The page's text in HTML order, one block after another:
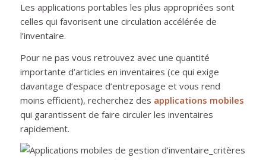
Les applications portables les plus appropriées sont
celles qui favorisent une circulation accélérée de
l’inventaire.
Pour ne pas vous retrouvez avec une quantité
importante d’articles en inventaires (ce qui exige
davantage d’espace d’entreposage et vous rend
moins efficient), recherchez des applications mobiles
qui garantissent de faire circuler les inventaires
rapidement.